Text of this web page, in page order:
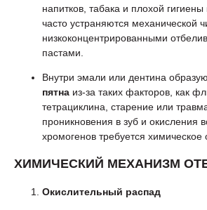
напитков, табака и плохой
часто устраняются механической
низкоконцентрированными
пастами.
Внутри эмали или дентина
пятна из-за таких факторов, как
тетрациклина, старение или
проникновения в зуб и окисления
хромогенов требуется химическое
ХИМИЧЕСКИЙ МЕХАНИЗМ
Окислительный распад